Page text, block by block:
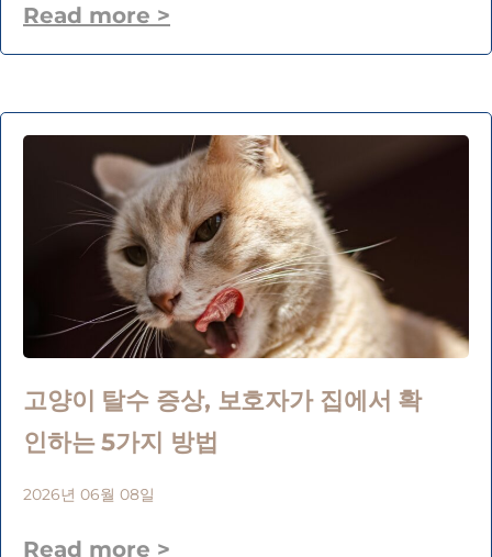
Read more >
고양이 탈수 증상, 보호자가 집에서 확
인하는 5가지 방법
2026년 06월 08일
Read more >